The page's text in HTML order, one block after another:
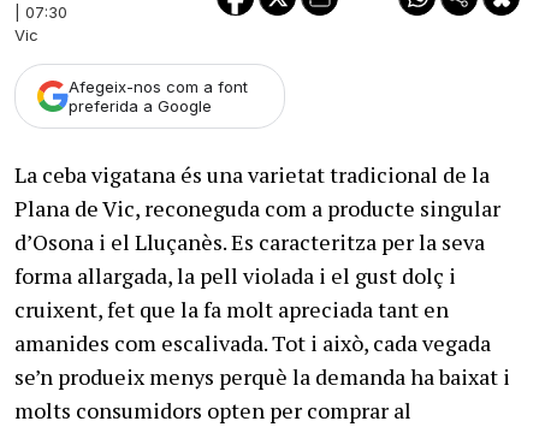
| 07:30
Vic
Afegeix-nos com a font
preferida a Google
La ceba vigatana és una varietat tradicional de la
Plana de Vic, reconeguda com a producte singular
d’Osona i el Lluçanès. Es caracteritza per la seva
forma allargada, la pell violada i el gust dolç i
cruixent, fet que la fa molt apreciada tant en
amanides com escalivada. Tot i això, cada vegada
se’n produeix menys perquè la demanda ha baixat i
molts consumidors opten per comprar al